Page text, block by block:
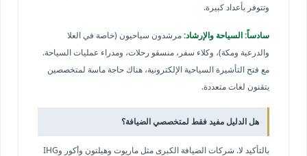
وتتوفر بأعداد كبيرة.
سادساً: السياحة والإرشاد:مرشدون سياحيون (خاصة في العلا
والدرعية ومكة)، وكلاء سفر، منسقو رحلات، ومدراء عمليات السياحة.
مع فتح التأشيرة السياحية الإلكترونية، هناك حاجة ماسة لمتخصصين
يتقنون لغات متعددة.
هل الدليل مفيد فقط لمتخصصي الضيافة؟
بالتأكيد لا. شركات الضيافة الكبرى مثل ماريوت وهيلتون وأكور وIHG